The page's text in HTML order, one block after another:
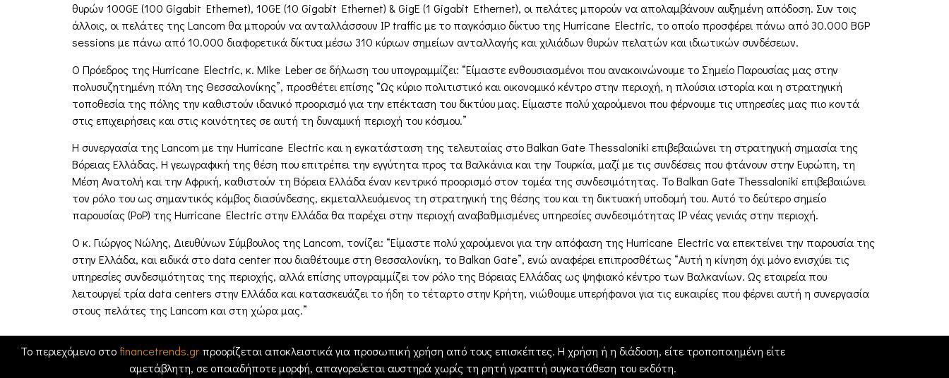
θυρών 100GE (100 Gigabit Ethernet), 10GE (10 Gigabit Ethernet) & GigE (1 Gigabit Ethernet), οι πελάτες μπορούν να απολαμβάνουν αυξημένη απόδοση. Συν τοις
άλλοις, οι πελάτες της Lancom θα μπορούν να ανταλλάσσουν IP traffic με το παγκόσμιο δίκτυο της Hurricane Electric, το οποίο προσφέρει πάνω από 30.000 BGP
sessions με πάνω από 10.000 διαφορετικά δίκτυα μέσω 310 κύριων σημείων ανταλλαγής και χιλιάδων θυρών πελατών και ιδιωτικών συνδέσεων.
Ο Πρόεδρος της Hurricane Electric, κ. Mike Leber σε δήλωση του υπογραμμίζει: “Είμαστε ενθουσιασμένοι που ανακοινώνουμε το Σημείο Παρουσίας μας στην
πολυσυζητημένη πόλη της Θεσσαλονίκης”, προσθέτει επίσης “Ως κύριο πολιτιστικό και οικονομικό κέντρο στην περιοχή, η πλούσια ιστορία και η στρατηγική
τοποθεσία της πόλης την καθιστούν ιδανικό προορισμό για την επέκταση του δικτύου μας. Είμαστε πολύ χαρούμενοι που φέρνουμε τις υπηρεσίες μας πιο κοντά
στις επιχειρήσεις και στις κοινότητες σε αυτή τη δυναμική περιοχή του κόσμου.”
Η συνεργασία της Lancom με την Hurricane Electric και η εγκατάσταση της τελευταίας στο Balkan Gate Thessaloniki επιβεβαιώνει τη στρατηγική σημασία της
Βόρειας Ελλάδας. Η γεωγραφική της θέση που επιτρέπει την εγγύτητα προς τα Βαλκάνια και την Τουρκία, μαζί με τις συνδέσεις που φτάνουν στην Ευρώπη, τη
Μέση Ανατολή και την Αφρική, καθιστούν τη Βόρεια Ελλάδα έναν κεντρικό προορισμό στον τομέα της συνδεσιμότητας. Το Balkan Gate Thessaloniki επιβεβαιώνει
τον ρόλο του ως σημαντικός κόμβος διασύνδεσης, εκμεταλλευόμενος τη στρατηγική της θέσης του και τη δικτυακή υποδομή του. Αυτό το δεύτερο σημείο
παρουσίας (PoP) της Hurricane Electric στην Ελλάδα θα παρέχει στην περιοχή αναβαθμισμένες υπηρεσίες συνδεσιμότητας IP νέας γενιάς στην περιοχή.
Ο κ. Γιώργος Νώλης, Διευθύνων Σύμβουλος της Lancom, τονίζει: “Είμαστε πολύ χαρούμενοι για την απόφαση της Hurricane Electric να επεκτείνει την παρουσία της
στην Ελλάδα, και ειδικά στο data center που διαθέτουμε στη Θεσσαλονίκη, το Balkan Gate”, ενώ αναφέρει επιπροσθέτως “Αυτή η κίνηση όχι μόνο ενισχύει τις
υπηρεσίες συνδεσιμότητας της περιοχής, αλλά επίσης υπογραμμίζει τον ρόλο της Βόρειας Ελλάδας ως ψηφιακό κέντρο των Βαλκανίων. Ως εταιρεία που
λειτουργεί τρία data centers στην Ελλάδα και κατασκευάζει το ήδη το τέταρτο στην Κρήτη, νιώθουμε υπερήφανοι για τις ευκαιρίες που φέρνει αυτή η συνεργασία
στους πελάτες της Lancom και στη χώρα μας.”
Το περιεχόμενο στο financetrends.grπροορίζεται αποκλειστικά για προσωπική χρήση από τους επισκέπτες. Η χρήση ή η διάδοση, είτε τροποποιημένη είτε
αμετάβλητη, σε οποιαδήποτε μορφή, απαγορεύεται αυστηρά χωρίς τη ρητή γραπτή συγκατάθεση του εκδότη.